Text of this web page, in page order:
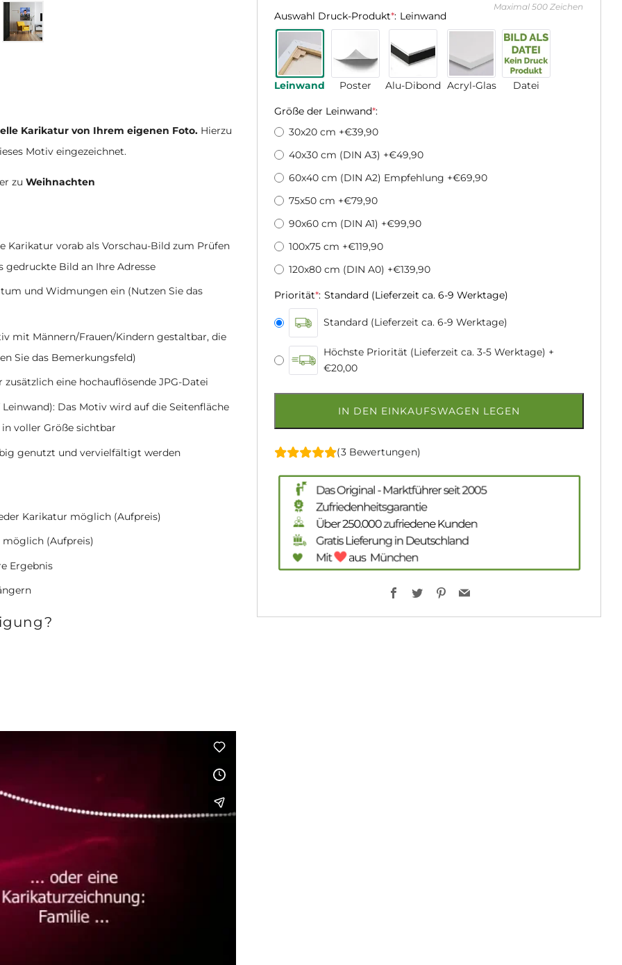
Maximal 500 Zeichen
Auswahl Druck-Produkt*: Leinwand
Leinwand Poster Alu-Dibond Acryl-Glas Datei
Größe der Leinwand*:
30x20 cm +€39,90
40x30 cm (DIN A3) +€49,90
60x40 cm (DIN A2) Empfehlung +€69,90
75x50 cm +€79,90
90x60 cm (DIN A1) +€99,90
100x75 cm +€119,90
120x80 cm (DIN A0) +€139,90
Priorität*: Standard (Lieferzeit ca. 6-9 Werktage)
Standard (Lieferzeit ca. 6-9 Werktage)
Höchste Priorität (Lieferzeit ca. 3-5 Werktage) +
€20,00
IN DEN EINKAUFSWAGEN LEGEN
(3 Bewertungen)
Facebook
TwitterPinterest
Karikatur von Ihrem eigenen Foto. Hierzu
Motiv eingezeichnet.
zuWeihnachten
Karikatur vorab als Vorschau-Bild zum Prüfen
gedruckte Bild an Ihre Adresse
und Widmungen ein (Nutzen Sie das
mit Männern/Frauen/Kindern gestaltbar, die
Sie das Bemerkungsfeld)
eine hochauflösende JPG-Datei
Das Motiv wird auf die Seitenfläche
voller Größe sichtbar
genutzt und vervielfältigt werden
Karikatur möglich (Aufpreis)
(Aufpreis)
Ergebnis